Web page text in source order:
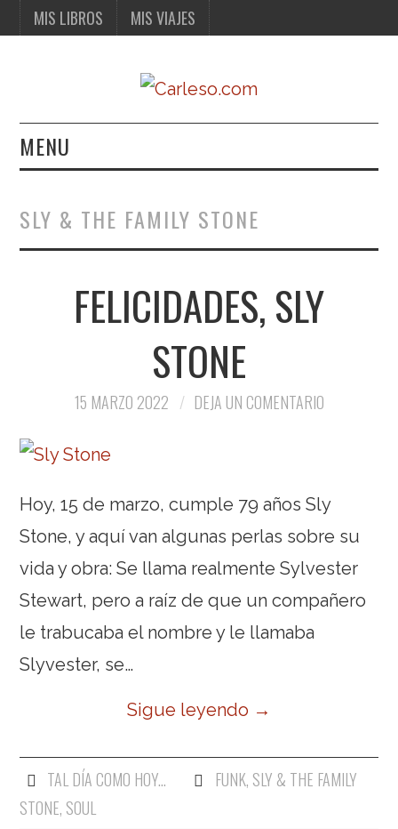
MIS LIBROS MIS VIAJES
MENU
MIS VIAJES
SLY & THE FAMILY STONE
FELICIDADES, SLY
STONE
15 MARZO 2022 DEJA UN COMENTARIO
Hoy, 15 de marzo, cumple 79 años Sly
Stone, y aquí van algunas perlas sobre su
vida y obra: Se llama realmente Sylvester
Stewart, pero a raíz de que un compañero
le trabucaba el nombre y le llamaba
Slyvester, se…
Sigue leyendo →
TAL DÍA COMO HOY... FUNK, SLY & THE FAMILY
STONE, SOUL